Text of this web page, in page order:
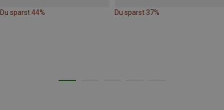
Du sparst 44% Du sparst 37%